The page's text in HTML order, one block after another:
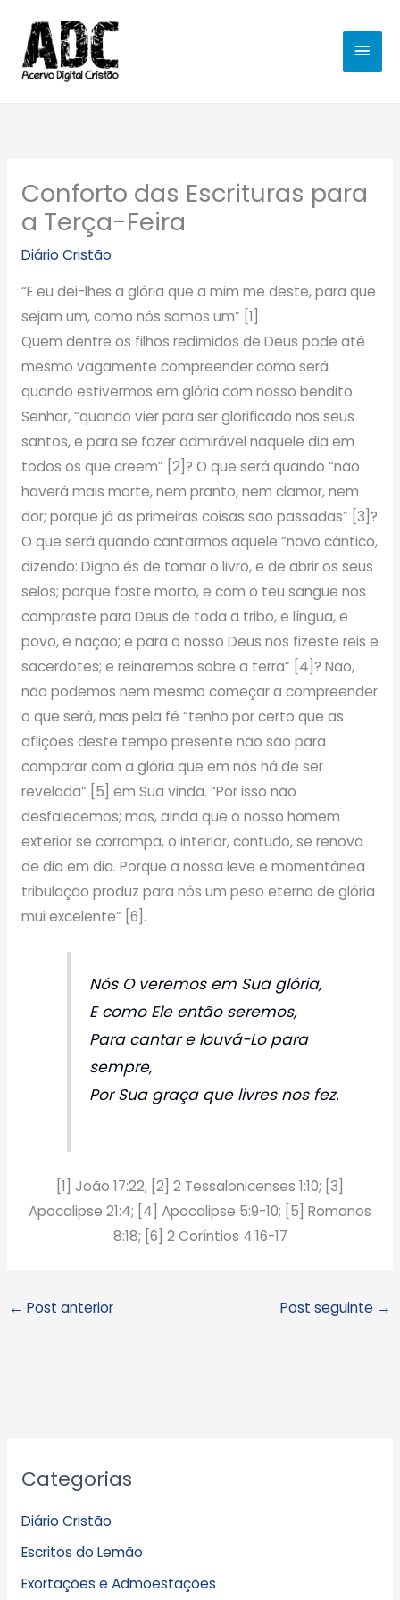
para
conteúdo
Conforto das Escrituras para
a Terça-Feira
Diário Cristão
“E eu dei-lhes a glória que a mim me deste, para que
sejam um, como nós somos um” [1]
Quem dentre os filhos redimidos de Deus pode até
mesmo vagamente compreender como será
quando estivermos em glória com nosso bendito
Senhor, “quando vier para ser glorificado nos seus
santos, e para se fazer admirável naquele dia em
todos os que creem” [2]? O que será quando “não
haverá mais morte, nem pranto, nem clamor, nem
dor; porque já as primeiras coisas são passadas” [3]?
O que será quando cantarmos aquele “novo cântico,
dizendo: Digno és de tomar o livro, e de abrir os seus
selos; porque foste morto, e com o teu sangue nos
compraste para Deus de toda a tribo, e língua, e
povo, e nação; e para o nosso Deus nos fizeste reis e
sacerdotes; e reinaremos sobre a terra” [4]? Não,
não podemos nem mesmo começar a compreender
o que será, mas pela fé “tenho por certo que as
aflições deste tempo presente não são para
comparar com a glória que em nós há de ser
revelada” [5] em Sua vinda. “Por isso não
desfalecemos; mas, ainda que o nosso homem
exterior se corrompa, o interior, contudo, se renova
de dia em dia. Porque a nossa leve e momentânea
tribulação produz para nós um peso eterno de glória
mui excelente” [6].
Nós O veremos em Sua glória,
E como Ele então seremos,
Para cantar e louvá-Lo para
sempre,
Por Sua graça que livres nos fez.
[1] João 17:22; [2] 2 Tessalonicenses 1:10; [3]
Apocalipse 21:4; [4] Apocalipse 5:9-10; [5] Romanos
8:18; [6] 2 Coríntios 4:16-17
← Post anterior Post seguinte →
Categorias
Diário Cristão
Escritos do Lemão
Exortações e Admoestações
r
i
v